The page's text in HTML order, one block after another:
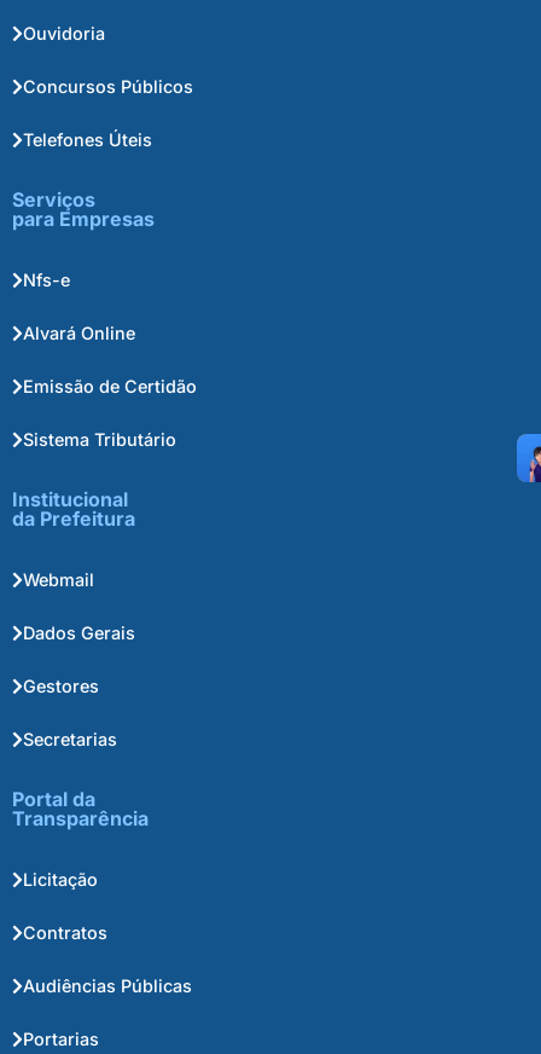
Ouvidoria
Concursos Públicos
Telefones Úteis
Serviços
para Empresas
Nfs-e
Alvará Online
Emissão de Certidão
Sistema Tributário
Institucional
da Prefeitura
Webmail
Dados Gerais
Gestores
Secretarias
Portal da
Transparência
Licitação
Contratos
Audiências Públicas
Portarias